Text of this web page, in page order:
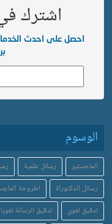
اشترك
احصل على احدث
الوسوم
الماجستير رسائل علمية
رسائل الدكتوراة
اطروحة
تدقيق لغوي
تدقيق الرسالة لغويا